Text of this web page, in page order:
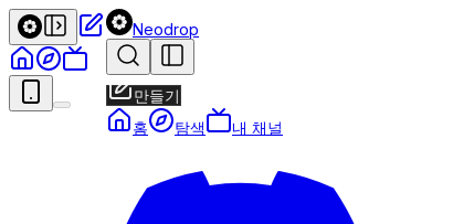
Neodrop
만들기
홈
탐색 내 채널